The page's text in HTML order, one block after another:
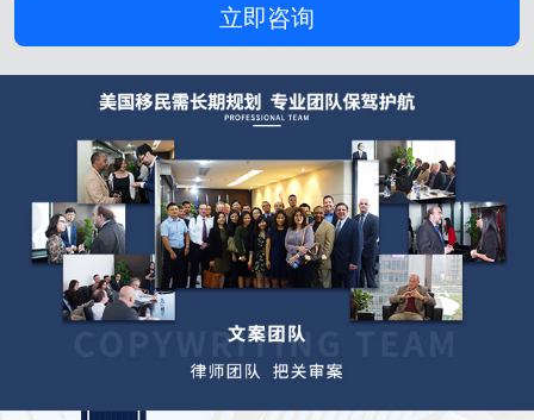
立即咨询